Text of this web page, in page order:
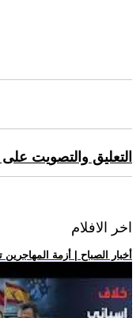
التعليق والتصويت
اخر الافلام
.. أخبار الصباح | أزمة